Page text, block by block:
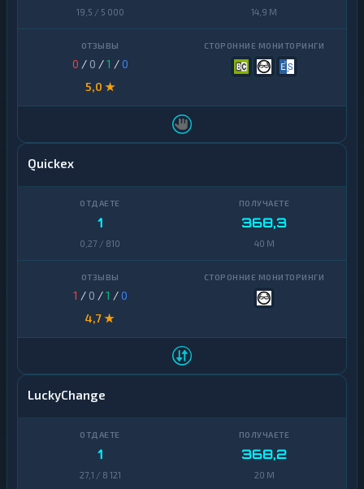
19,5 / 5 000 14,9 M
0 / 0 /1 /0
5,0 ★
Quickex
1
0,27 / 810
368,3
40 M
1 / 0 /1 /0
4,7 ★
LuckyChange
1
27,1 / 8 121
368,2
20 M